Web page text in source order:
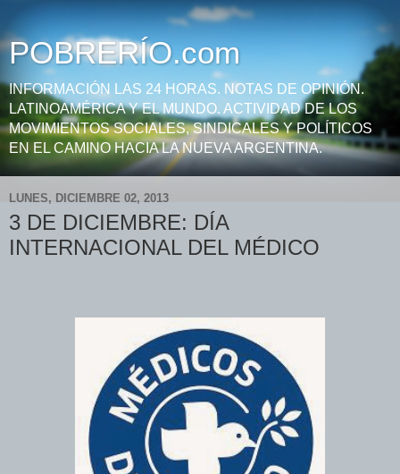
POBRERÍO.com
INFORMACIÓN LAS 24 HORAS. NOTAS DE OPINIÓN.
LATINOAMÉRICA Y EL MUNDO. ACTIVIDAD DE LOS
MOVIMIENTOS SOCIALES, SINDICALES Y POLÍTICOS
EN EL CAMINO HACIA LA NUEVA ARGENTINA.
LUNES, DICIEMBRE 02, 2013
3 DE DICIEMBRE: DÍA
INTERNACIONAL DEL MÉDICO